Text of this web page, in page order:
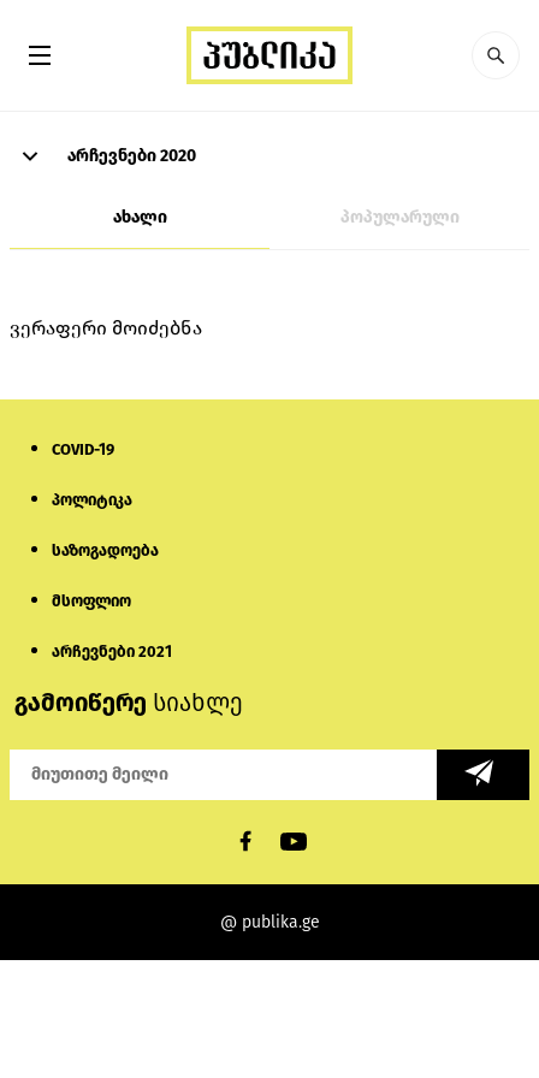
არჩევნები 2020
ახალი პოპულარული
ვერაფერი მოიძებნა
COVID-19
პოლიტიკა
საზოგადოება
მსოფლიო
არჩევნები 2021
გამოიწერე სიახლე
@ publika.ge